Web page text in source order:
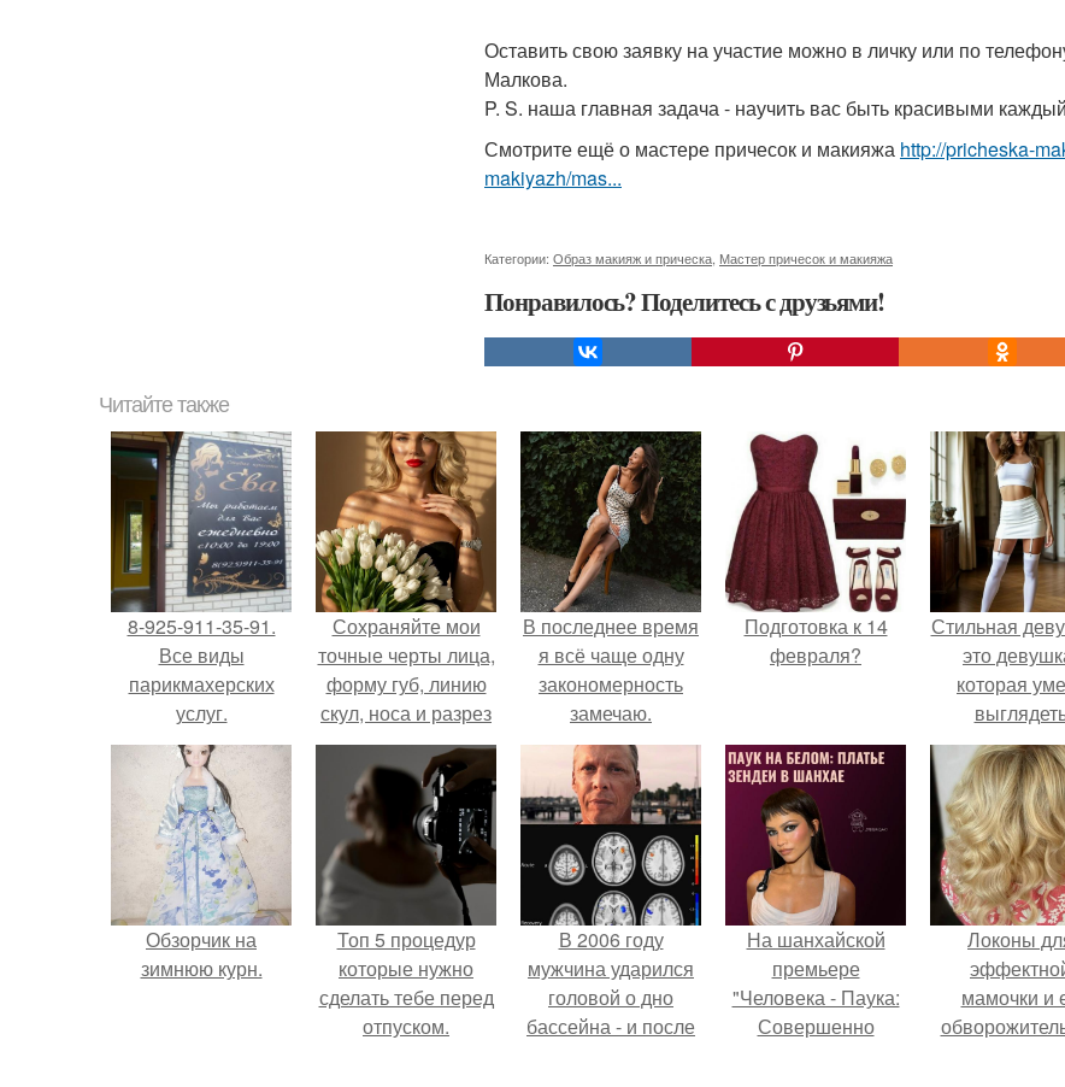
Оставить свою заявку на участие можно в личку или по
Малкова.
P. S. наша главная задача - научить вас быть красивыми
Смотрите ещё о мастере причесок и макияжа http://pricheska-
makiyazh/mas...
Категории: Образ макияж и прическа Мастер причесок и макияжа
Понравилось? Поделитесь с друзьями!
Читайте также
8-925-911-35-91.
Все виды
парикмахерских
услуг.
Сохраняйте мои
точные черты лица,
форму губ, линию
скул, носа и разрез
глаз.
В последнее время
я всё чаще одну
закономерность
замечаю.
Подготовка к 14
февраля?
Стильная
это
которая
элегантно в
ситуации.
Обзорчик на
зимнюю курн.
Топ 5 процедур
которые нужно
сделать тебе перед
отпуском.
В 2006 году
мужчина ударился
головой о дно
бассейна - и после
На шанхайской
премьере
"Человека - Паука:
Совершенно
Локоны
мамочки и